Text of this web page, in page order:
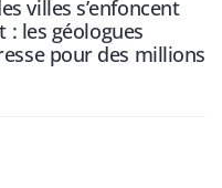
villes s’enfoncent
: les géologues
pour des millions